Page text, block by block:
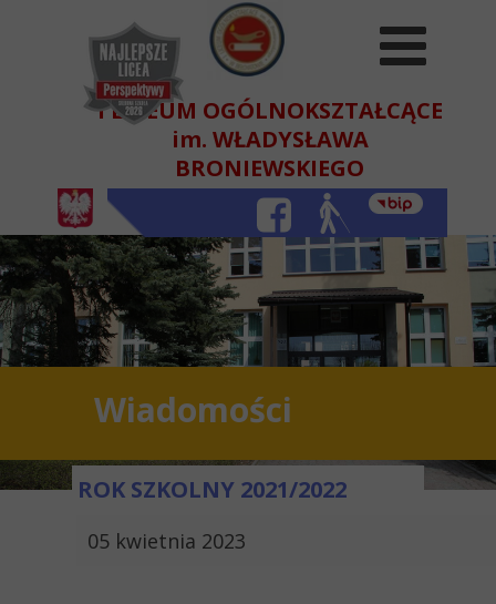
Wiadomości
05 kwietnia 2023
ROK SZKOLNY 2021/2022
I LICEUM OGÓLNOKSZTAŁCĄCE
im. WŁADYSŁAWA
BRONIEWSKIEGO
W BEŁCHATOWIE